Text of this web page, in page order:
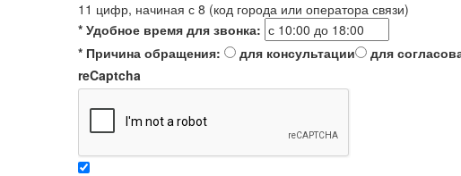
11 цифр, начиная с 8 (код города или оператора связи)
* Удобное время для звонка:
* Причина обращения: для консультации
для
reCaptcha